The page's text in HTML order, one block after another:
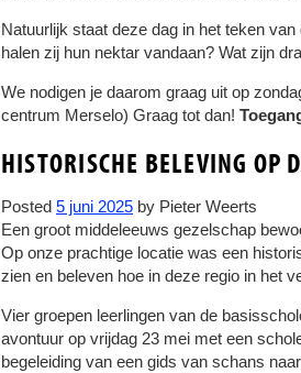
Natuurlijk staat deze dag in het teken
halen zij hun nektar vandaan? Wat zijn
We nodigen je daarom graag uit op
centrum Merselo) Graag tot dan!
HISTORISCHE BELEVING OP
Posted 5 juni 2025 by Pieter Weerts
Een groot middeleeuws gezelschap
Op onze prachtige locatie was een
zien en beleven hoe in deze regio in het
Vier groepen leerlingen van de
avontuur op vrijdag 23 mei met een
begeleiding van een gids van schans